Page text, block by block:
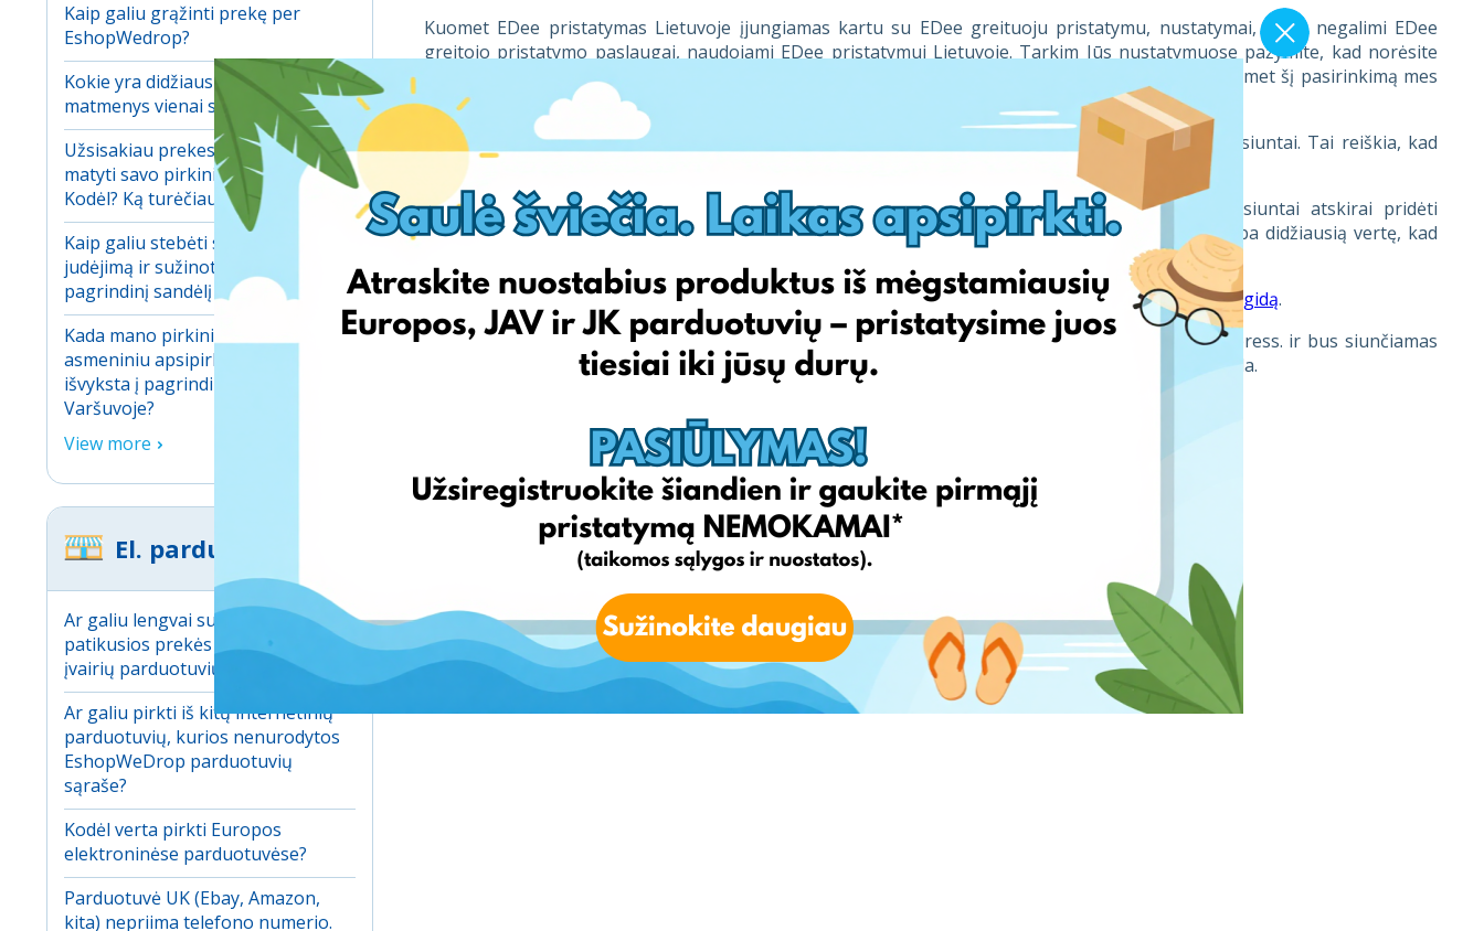
Kuomet EDee pristatymas Lietuvoje įjungiamas kartu su EDee greituoju pristatymu, nustatymai, kurie negalimi EDee
greitojo pristatymo paslaugai, naudojami EDee pristatymui Lietuvoje. Tarkim Jūs nustatymuose pažymite, kad norėsite
atsiskaityti bankiniu pavedimu, bet ši paslauga negalima EDee greitojo pristatymo paslaugai, tuomet šį pasirinkimą mes
naudosime EDee pristatymo Lietuvoje paslaugai.
EDee greitojo pristatymo paslauga, kaip ir įprasto EDee formuoja atskirą užsakymą kiekvienai siuntai. Tai reiškia, kad
kiekviena siunta keliauja atskirai, užsienio sandėlyje prekių nesandėliuojame.
Svarbu paminėti, kad įjungus EDee greitojo pristatymo paslaugą Jūs negalėsite kiekvienai siuntai atskirai pridėti
garantijos paslaugos, todėl nustatymuose prašome nurodyti vidutinę laukiamų pirkinių vertę arba didžiausią vertę, kad
Jei norite sužinoti daugiau apie EDee paslaugos veikimą, maloniai prašome perskaityti naudojimosgidą.
!Atkreipkite dėmesį:Tam tikromis aplinkybėmis sistema gali nepriimti siuntinio kaip EDee express. ir bus siunčiamas
kaip įprastas siuntinys. Jei gavote tokį pranešimą, susisiekite su mūsų klientų aptarnavimo komanda.
Kaip galiu grąžinti prekę per
EshopWedrop?
Kokie yra didžiausi leistini
matmenys vienai siuntai?
Užsisakiau prekes, bet negaliu jų
matyti savo pirkinių krepšelyje.
Kodėl? Ką turėčiau daryti?
Kaip galiu stebėti savo pirkinių
judėjimą ir sužinoti kada jie atvyks į
pagrindinį sandėlį Varšuvoje?
Kada mano pirkiniai gauti
asmeniniu apsipirkimo adresu
išvyksta į pagrindinį sandėlį
Varšuvoje?
View more
El. parduotuvės
Ar galiu lengvai sulyginti
patikusios prekės kainą tarp
įvairių parduotuvių?
Ar galiu pirkti iš kitų internetinių
parduotuvių, kurios nenurodytos
EshopWeDrop parduotuvių
sąraše?
Kodėl verta pirkti Europos
elektroninėse parduotuvėse?
Parduotuvė UK (Ebay, Amazon,
kita) nepriima telefono numerio.